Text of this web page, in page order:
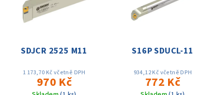
SDJCR 2525 M11
1 173,70 Kč včetně DPH
970 Kč
S16P SDUCL-11
934,12 Kč včetně DPH
772 Kč